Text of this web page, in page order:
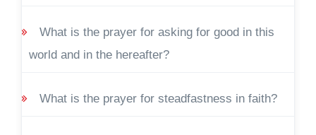
What is the prayer for asking for good in this
world and in the hereafter?
What is the prayer for steadfastness in faith?